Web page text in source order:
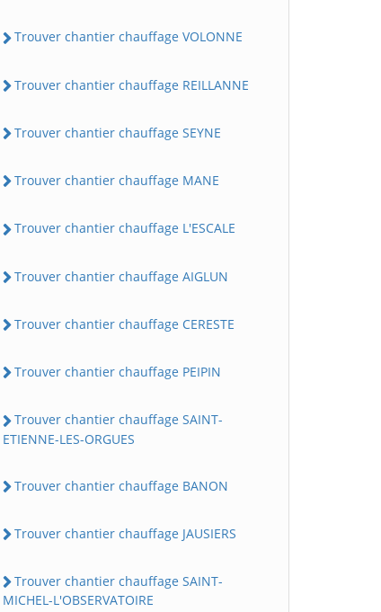
Trouver chantier chauffage VOLONNE
Trouver chantier chauffage REILLANNE
Trouver chantier chauffage SEYNE
Trouver chantier chauffage MANE
Trouver chantier chauffage L'ESCALE
Trouver chantier chauffage AIGLUN
Trouver chantier chauffage CERESTE
Trouver chantier chauffage PEIPIN
Trouver chantier chauffage SAINT-
ETIENNE-LES-ORGUES
Trouver chantier chauffage BANON
Trouver chantier chauffage JAUSIERS
Trouver chantier chauffage SAINT-
MICHEL-L'OBSERVATOIRE